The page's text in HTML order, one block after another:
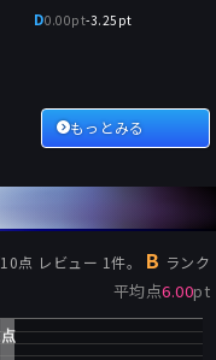
D0.00pt-3.25pt
もっとみる
10点 レビュー 1件。 B ランク
平均点6.00pt